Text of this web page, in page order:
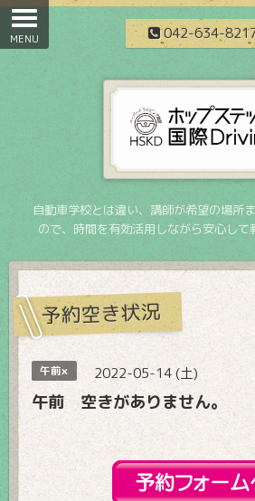
042-634-
自動車学校とは違い、講師が希望の場所
ので、時間を有効活用しながら安心して
予約空き状況
午前× 2022-05-14 (土)
午前 空きがありません。